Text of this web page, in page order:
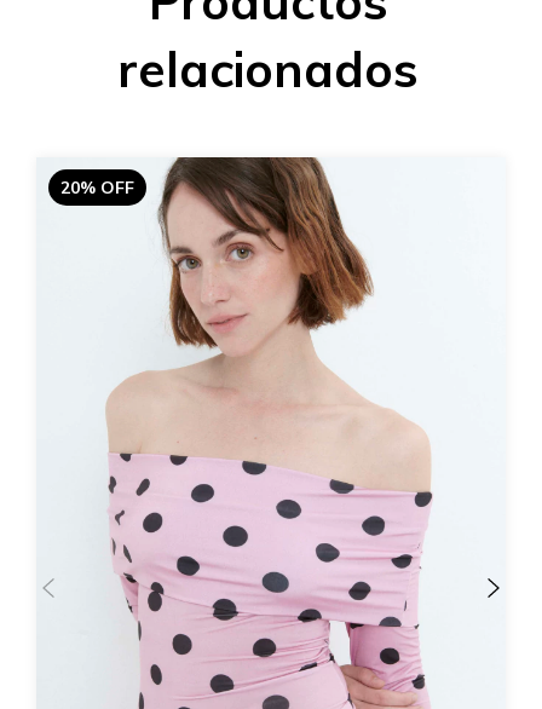
relacionados
20% OFF